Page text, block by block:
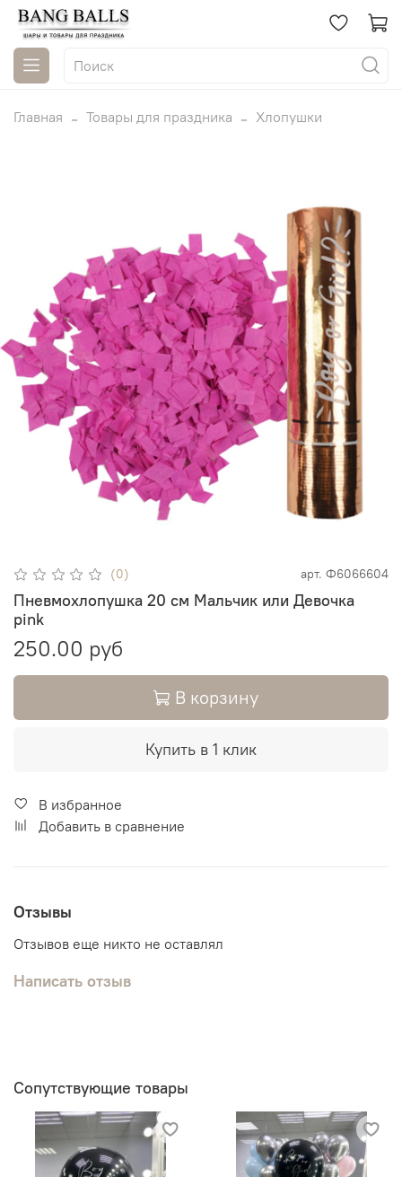
Главная Товары для праздника Хлопушки
(0) арт. Ф6066604
Пневмохлопушка 20 см Мальчик или Девочка
pink
250.00 руб
В корзину
Купить в 1 клик
В избранное
Добавить в сравнение
Отзывы
Отзывов еще никто не оставлял
Написать отзыв
Сопутствующие товары